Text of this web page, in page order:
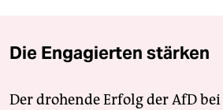
Die Engagierten stärken
Der drohende Erfolg der AfD